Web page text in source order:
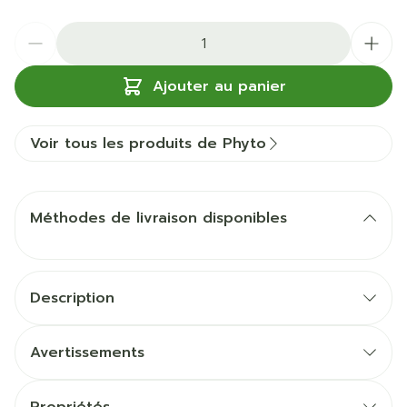
Ajouter au panier
Voir tous les produits de Phyto
Méthodes de livraison disponibles
Description
Avertissements